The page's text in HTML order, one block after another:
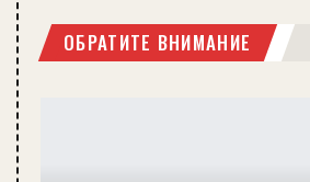
ОБРАТИТЕ ВНИМАНИЕ